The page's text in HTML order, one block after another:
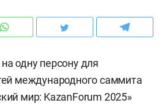
одну персону для
международного саммита
мир: KazanForum 2025»